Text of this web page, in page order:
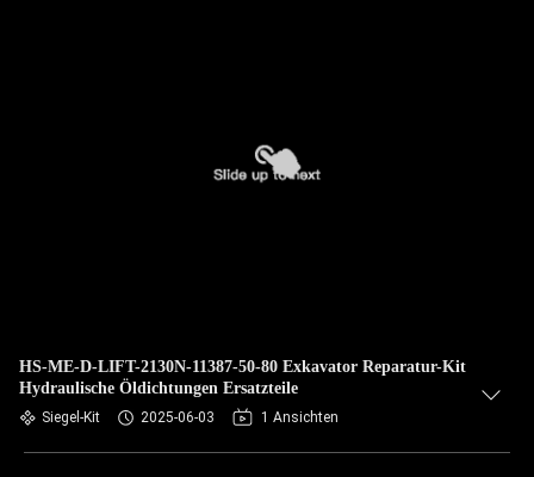
HS-ME-D-LIFT-2130N-11387-50-80 Exkavator Reparatur-Kit
Hydraulische Öldichtungen Ersatzteile
Siegel-Kit 2025-06-03 1 Ansichten